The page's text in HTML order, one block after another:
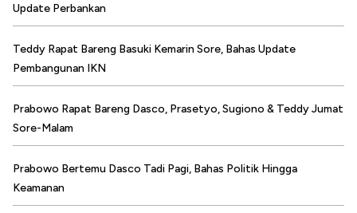
Update Perbankan
Teddy Rapat Bareng Basuki Kemarin Sore, Bahas Update
Pembangunan IKN
Prabowo Rapat Bareng Dasco, Prasetyo, Sugiono & Teddy Jumat
Sore-Malam
Prabowo Bertemu Dasco Tadi Pagi, Bahas Politik Hingga
Keamanan